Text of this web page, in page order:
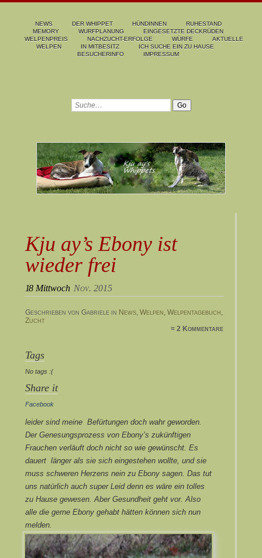
NEWS DER WHIPPET HÜNDINNEN
RUHESTAND
MEMORY
WURFPLANUNG
EINGESETZTE DECKRÜDEN
WELPENPREIS
NACHZUCHT-ERFOLGE WÜRFE
AKTUELLE
WELPEN
IN MITBESITZ
ICH SUCHE EIN ZU HAUSE
BESUCHERINFO
IMPRESSUM
Kju ay’s Ebony ist
wieder frei
18 Mittwoch Nov. 2015
Geschrieben von Gabriele in News, Welpen, Welpentagebuch,
Zucht
≈ 2 Kommentare
Tags
No tags :(
Share it
Facebook
leider sind meine Befürtungen doch wahr geworden.
Der Genesungsprozess von Ebony’s zukünftigen
Frauchen verläuft doch nicht so wie gewünscht. Es
dauert länger als sie sich eingestehen wollte, und sie
muss schweren Herzens nein zu Ebony sagen. Das tut
uns natürlich auch super Leid denn es wäre ein tolles
zu Hause gewesen. Aber Gesundheit geht vor. Also
alle die gerne Ebony gehabt hätten können sich nun
melden.